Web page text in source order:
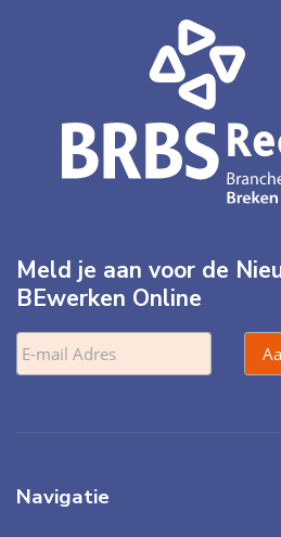
Meld je aan voor de
BEwerken Online
Navigatie